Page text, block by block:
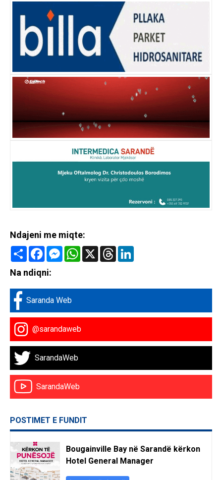
Ndajeni me miqte:
Share FacebookMessenger
WhatsApp
X Threads
Na ndiqni:
Saranda Web
@sarandaweb
SarandaWeb
SarandaWeb
POSTIMET E FUNDIT
Bougainville Bay në Sarandë kërkon
Hotel General Manager